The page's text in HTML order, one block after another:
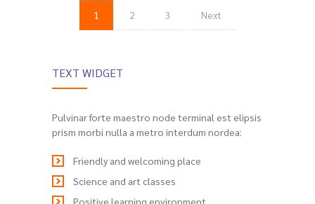
1 2 3 Next
TEXT WIDGET
Pulvinar forte maestro node terminal est elipsis
prism morbi nulla a metro interdum nordea:
Friendly and welcoming place
Science and art classes
Positive learning environment